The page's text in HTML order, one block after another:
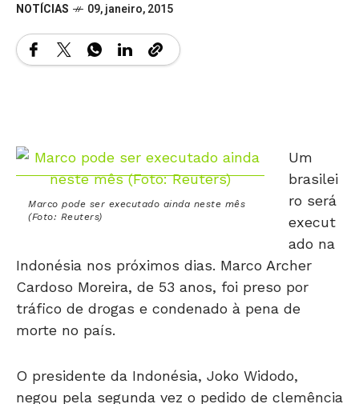
NOTÍCIAS 09, janeiro, 2015
Marco pode ser executado ainda neste mês
brasilei
ro será
execut
ado na
Indonésia nos próximos dias. Marco Archer
Cardoso Moreira, de 53 anos, foi preso por
tráfico de drogas e condenado à pena de
morte no país.
negou pela segunda vez o pedido de clemência
ao brasileiro, solicitado após se esgotarem os